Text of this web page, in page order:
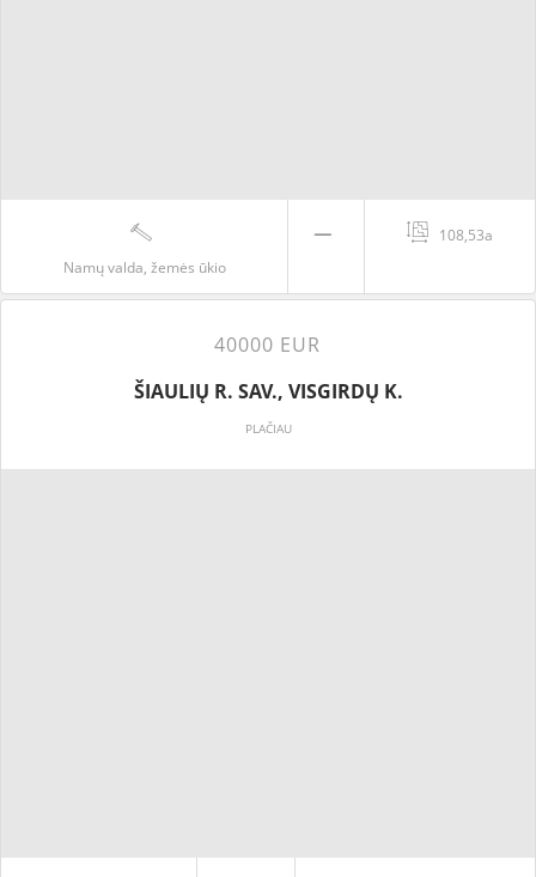
Namų valda, žemės ūkio
108,53a
40000 EUR
ŠIAULIŲ R. SAV., VISGIRDŲ K.
PLAČIAU